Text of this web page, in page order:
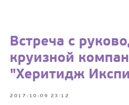
Встреча с
круизной
"Херитидж
2017-10-09 23:12